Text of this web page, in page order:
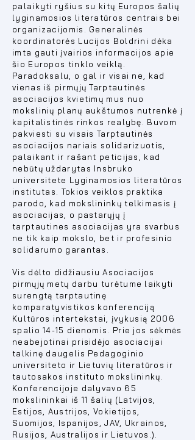
palaikyti ryšius su kitų Europos šalių
lyginamosios literatūros centrais bei
organizacijomis. Generalinės
koordinatorės Lucijos Boldrini dėka
imta gauti įvairios informacijos apie
šio Europos tinklo veiklą.
Paradoksalu, o gal ir visai ne, kad
vienas iš pirmųjų Tarptautinės
asociacijos kvietimų mus nuo
mokslinių planų aukštumos nutrenkė į
kapitalistinės rinkos realybę. Buvom
pakviesti su visais Tarptautinės
asociacijos nariais solidarizuotis,
palaikant ir rašant peticijas, kad
nebūtų uždarytas Insbruko
universitete Lyginamosios literatūros
institutas. Tokios veiklos praktika
parodo, kad mokslininkų telkimasis į
asociacijas, o pastarųjų į
tarptautines asociacijas yra svarbus
ne tik kaip mokslo, bet ir profesinio
solidarumo garantas.
Vis dėlto didžiausiu Asociacijos
pirmųjų metų darbu turėtume laikyti
surengtą tarptautinę
komparatyvistikos konferenciją
Kultūros intertekstai, įvykusią 2006
spalio 14-15 dienomis. Prie jos sėkmės
neabejotinai prisidėjo asociacijai
talkinę daugelis Pedagoginio
universiteto ir Lietuvių literatūros ir
tautosakos instituto mokslininkų.
Konferencijoje dalyvavo 65
mokslininkai iš 11 šalių (Latvijos,
Estijos, Austrijos, Vokietijos,
Suomijos, Ispanijos, JAV, Ukrainos,
Rusijos, Australijos ir Lietuvos.).